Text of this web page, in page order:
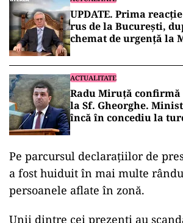
UPDATE. Prima
rus de la București,
chemat de urgență la
ACTUALITATE
Radu Miruță
la Sf. Gheorghe.
încă în concediu la
Pe parcursul declarațiilor de
a fost huiduit în mai multe
persoanele aflate în zonă.
Unii dintre cei prezenți au